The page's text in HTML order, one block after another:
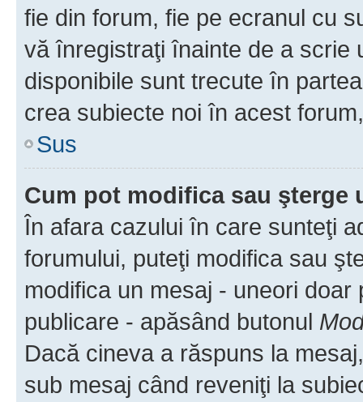
fie din forum, fie pe ecranul cu
vă înregistraţi înainte de a scrie
disponibile sunt trecute în
crea subiecte noi în acest
Sus
Cum pot modifica sau şterge
În afara cazului în care sunteţi
forumului, puteţi modifica sau
modifica un mesaj - uneori
publicare - apăsând butonul
Dacă cineva a răspuns la
sub mesaj când reveniţi la